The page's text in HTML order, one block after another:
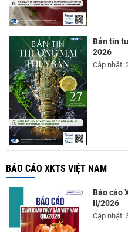
Bản tin
2026
Cập nhật:
BÁO CÁO XKTS VIỆT NAM
Báo cáo
II/2026
Cập nhật: